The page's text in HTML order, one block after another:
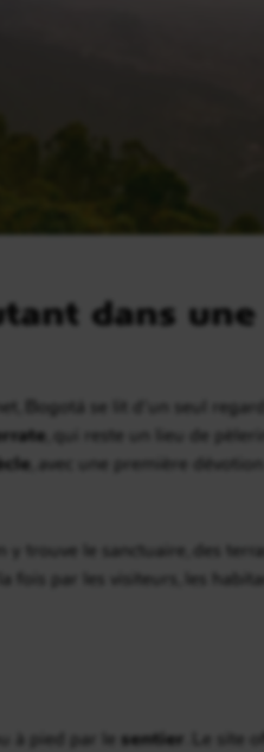
dans
Bogotá se lit d’un seul
, qui reste un lieu de
, avec une première
trouve le sanctuaire, des
par les visiteurs, les
à pied par le sentier . Le site